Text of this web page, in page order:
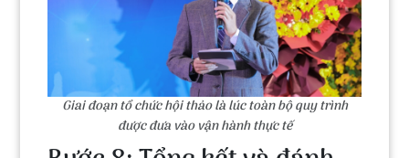
Giai đoạn tổ chức hội thảo là lúc toàn bộ quy trình
được đưa vào vận hành thực tế